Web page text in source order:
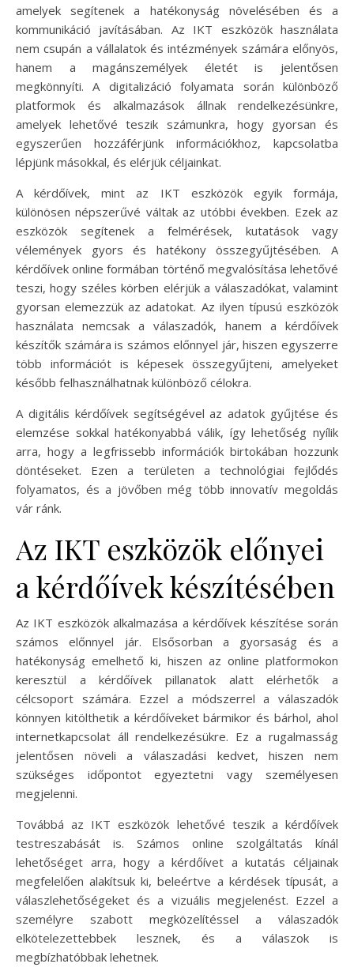
amelyek segítenek a hatékonyság növelésében és a
kommunikáció javításában. Az IKT eszközök használata
nem csupán a vállalatok és intézmények számára előnyös,
hanem a magánszemélyek életét is jelentősen
megkönnyíti. A digitalizáció folyamata során különböző
platformok és alkalmazások állnak rendelkezésünkre,
amelyek lehetővé teszik számunkra, hogy gyorsan és
egyszerűen hozzáférjünk információkhoz, kapcsolatba
lépjünk másokkal, és elérjük céljainkat.
A kérdőívek, mint az IKT eszközök egyik formája,
különösen népszerűvé váltak az utóbbi években. Ezek az
eszközök segítenek a felmérések, kutatások vagy
vélemények gyors és hatékony összegyűjtésében. A
kérdőívek online formában történő megvalósítása lehetővé
teszi, hogy széles körben elérjük a válaszadókat, valamint
gyorsan elemezzük az adatokat. Az ilyen típusú eszközök
használata nemcsak a válaszadók, hanem a kérdőívek
készítők számára is számos előnnyel jár, hiszen egyszerre
több információt is képesek összegyűjteni, amelyeket
később felhasználhatnak különböző célokra.
A digitális kérdőívek segítségével az adatok gyűjtése és
elemzése sokkal hatékonyabbá válik, így lehetőség nyílik
arra, hogy a legfrissebb információk birtokában hozzunk
döntéseket. Ezen a területen a technológiai fejlődés
folyamatos, és a jövőben még több innovatív megoldás
vár ránk.
Az IKT eszközök előnyei
a kérdőívek készítésében
Az IKT eszközök alkalmazása a kérdőívek készítése során
számos előnnyel jár. Elsősorban a gyorsaság és a
hatékonyság emelhető ki, hiszen az online platformokon
keresztül a kérdőívek pillanatok alatt elérhetők a
célcsoport számára. Ezzel a módszerrel a válaszadók
könnyen kitölthetik a kérdőíveket bármikor és bárhol, ahol
internetkapcsolat áll rendelkezésükre. Ez a rugalmasság
jelentősen növeli a válaszadási kedvet, hiszen nem
szükséges időpontot egyeztetni vagy személyesen
megjelenni.
Továbbá az IKT eszközök lehetővé teszik a kérdőívek
testreszabását is. Számos online szolgáltatás kínál
lehetőséget arra, hogy a kérdőívet a kutatás céljainak
megfelelően alakítsuk ki, beleértve a kérdések típusát, a
válaszlehetőségeket és a vizuális megjelenést. Ezzel a
személyre szabott megközelítéssel a válaszadók
elkötelezettebbek lesznek, és a válaszok is
megbízhatóbbak lehetnek.